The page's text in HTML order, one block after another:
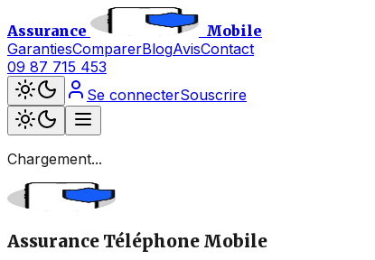
Assurance
Mobile
GarantiesComparerBlogAvisContact
09 87 715 453
Se connecterSouscrire
Chargement...
Assurance Téléphone Mobile